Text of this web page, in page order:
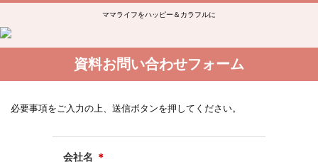
ママライフをハッピー＆カラフルに
資料お問い合わせフォーム
必要事項をご入力の上、送信ボタンを押してください。
会社名 ＊